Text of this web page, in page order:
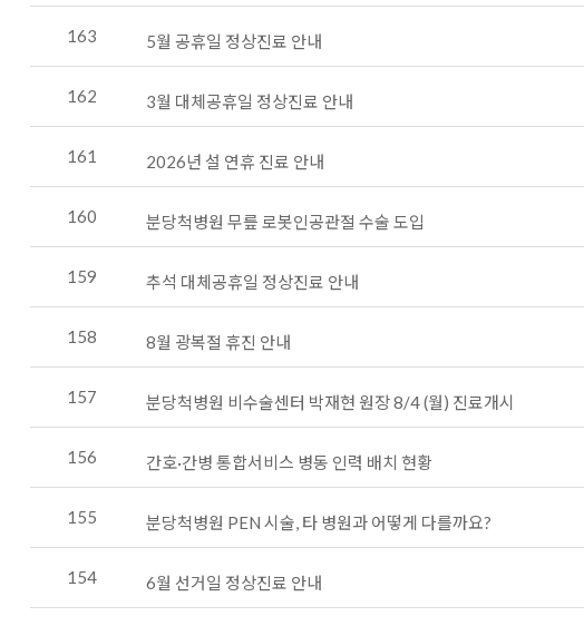
163 5월 공휴일 정상진료 안내
162 3월 대체공휴일 정상진료 안내
161 2026년 설 연휴 진료 안내
160 분당척병원 무릎 로봇인공관절 수술 도입
159 추석 대체공휴일 정상진료 안내
158 8월 광복절 휴진 안내
157 분당척병원 비수술센터 박재현 원장 8/4 (월) 진료개시
156 간호·간병 통합서비스 병동 인력 배치 현황
155 분당척병원 PEN 시술, 타 병원과 어떻게 다를까요?
154 6월 선거일 정상진료 안내